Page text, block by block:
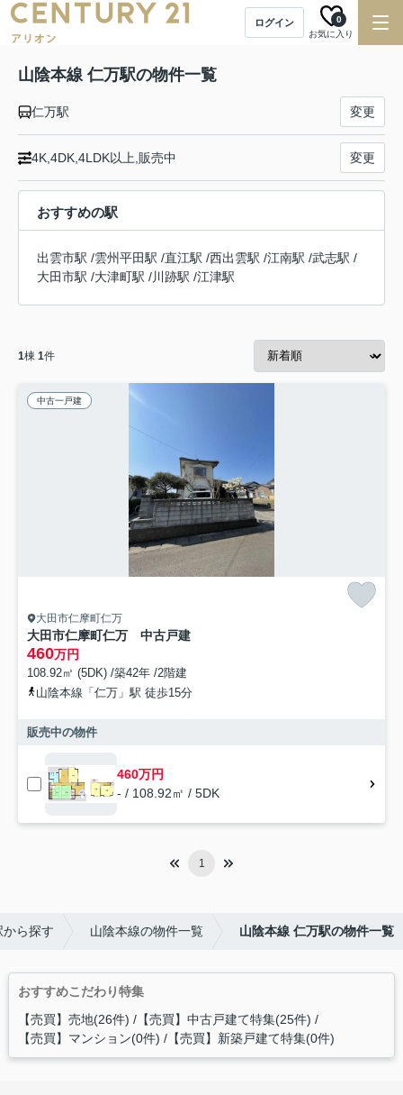
ログイン
お気に入り
0
山陰本線 仁万駅の物件一覧
仁万駅 変更
4K,4DK,4LDK以上,販売中 変更
おすすめの駅
出雲市駅 /雲州平田駅 /直江駅 /西出雲駅 /江南駅 /武志駅 /
大田市駅 /大津町駅 /川跡駅 /江津駅
1棟 1件
中古一戸建
大田市仁摩町仁万
大田市仁摩町仁万 中古戸建
460万円
108.92㎡ (5DK) /築42年 /2階建
山陰本線「仁万」駅 徒歩15分
販売中の物件
460万円
- / 108.92㎡ / 5DK
1
ら探す 山陰本線の物件一覧 山陰本線 仁万駅の物件一覧
おすすめこだわり特集
【売買】売地(26件) 【売買】中古戸建て特集(25件)
【売買】マンション(0件) 【売買】新築戸建て特集(0件)